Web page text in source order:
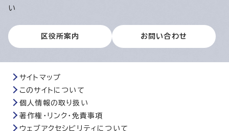
い
区役所案内 お問い合わせ
サイトマップ
このサイトについて
個人情報の取り扱い
著作権・リンク・免責事項
ウェブアクセシビリティについて